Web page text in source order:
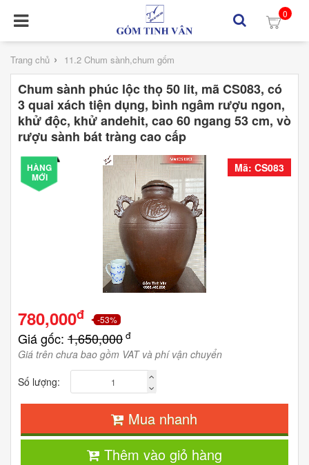
0
Trang chủ › 11.2 Chum sành,chum gốm
Chum sành phúc lộc thọ 50 lit, mã CS083, có
3 quai xách tiện dụng, bình ngâm rượu ngon,
khử độc, khử andehit, cao 60 ngang 53 cm, vò
rượu sành bát tràng cao cấp
Mã: CS083
HÀNG
MỚI
780,000đ -53%
Giá gốc: 1,650,000 đ
Giá trên chưa bao gồm VAT và phí vận chuyển
Số lượng:
Mua nhanh
Thêm vào giỏ hàng